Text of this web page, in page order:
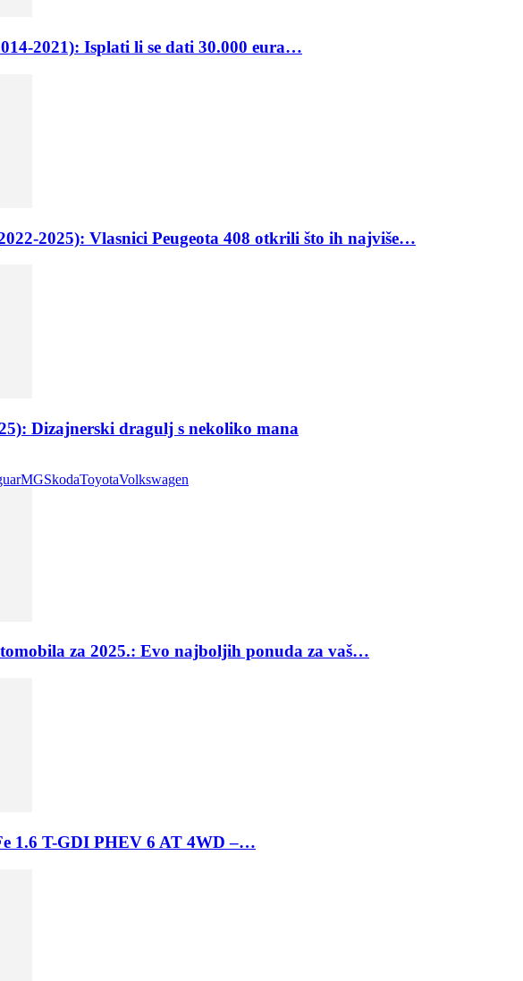
2021): Isplati li se dati 30.000 eura…
2025): Vlasnici Peugeota 408 otkrili što ih najviše…
Dizajnerski dragulj s nekoliko mana
MGSkodaToyotaVolkswagen
za 2025.: Evo najboljih ponuda za vaš…
1.6 T-GDI PHEV 6 AT 4WD –…